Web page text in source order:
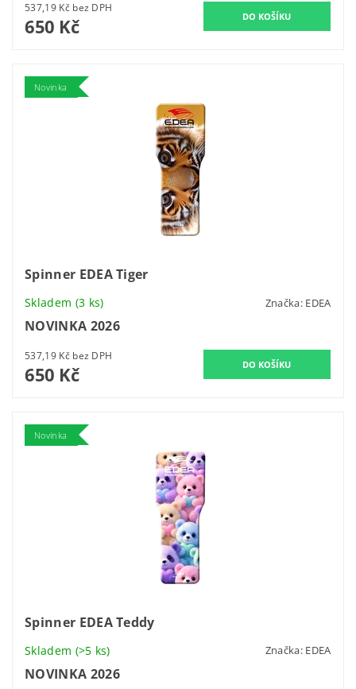
537,19 Kč bez DPH
650 Kč
Novinka
Spinner EDEA Tiger
Skladem (3 ks) Značka: EDEA
NOVINKA 2026
537,19 Kč bez DPH
650 Kč
Novinka
Spinner EDEA Teddy
Skladem (>5 ks) Značka: EDEA
NOVINKA 2026